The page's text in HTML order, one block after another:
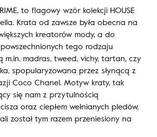
to flagowy wzór kolekcji HOUSE
Krata od zawsze była obecna na
kreatorów mody, a do
tego rodzaju
m.in. madras, tweed, vichy, tartan, czy
spopularyzowana przez słynącą z
Coco Chanel. Motyw kraty, tak
się nam z przytulnością
oraz ciepłem wełnianych pledów,
został tym razem przeniesiony na